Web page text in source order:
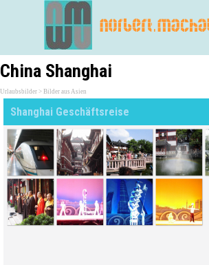
China Shanghai
Urlaubsbilder > Bilder aus Asien
Shanghai Geschäftsreise